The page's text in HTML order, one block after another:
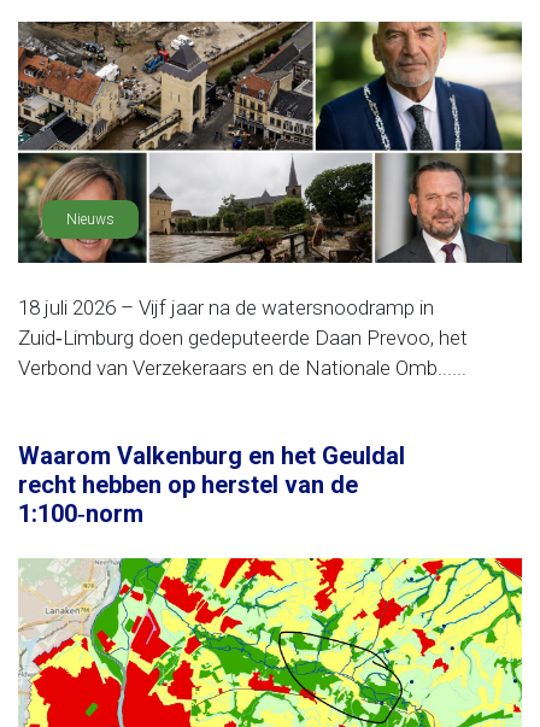
Nieuws
18 juli 2026 – Vijf jaar na de watersnoodramp in
Zuid‑Limburg doen gedeputeerde Daan Prevoo, het
Verbond van Verzekeraars en de Nationale Omb......
Waarom Valkenburg en het Geuldal
recht hebben op herstel van de
1:100‑norm